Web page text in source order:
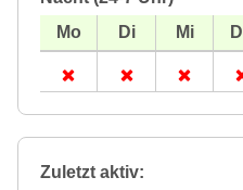
Zuletzt aktiv: